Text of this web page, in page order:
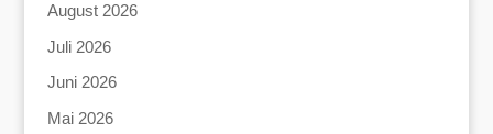
August 2026
Juli 2026
Juni 2026
Mai 2026